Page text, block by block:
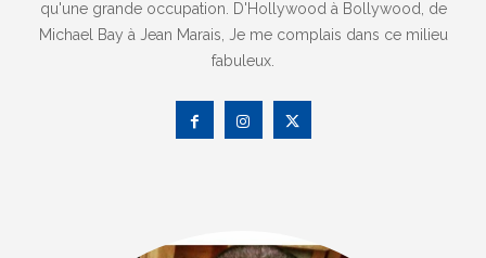
qu'une grande occupation. D'Hollywood à Bollywood, de
Michael Bay à Jean Marais, Je me complais dans ce milieu
fabuleux.